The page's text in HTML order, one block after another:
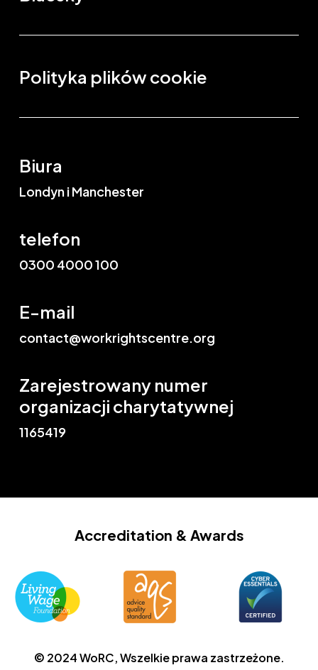
Polityka plików cookie
Biura
Londyn i Manchester
telefon
0300 4000 100
E-mail
contact@workrightscentre.org
Zarejestrowany numer
organizacji charytatywnej
1165419
Accreditation & Awards
© 2024 WoRC, Wszelkie prawa zastrzeżone.